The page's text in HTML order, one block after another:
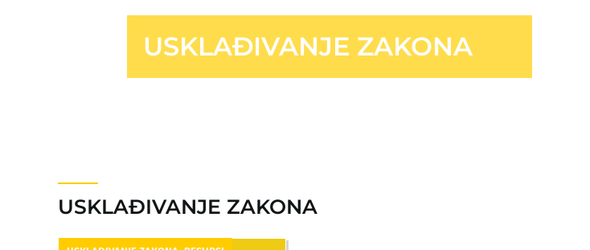
USKLAĐIVANJE ZAKONA
USKLAĐIVANJE ZAKONA